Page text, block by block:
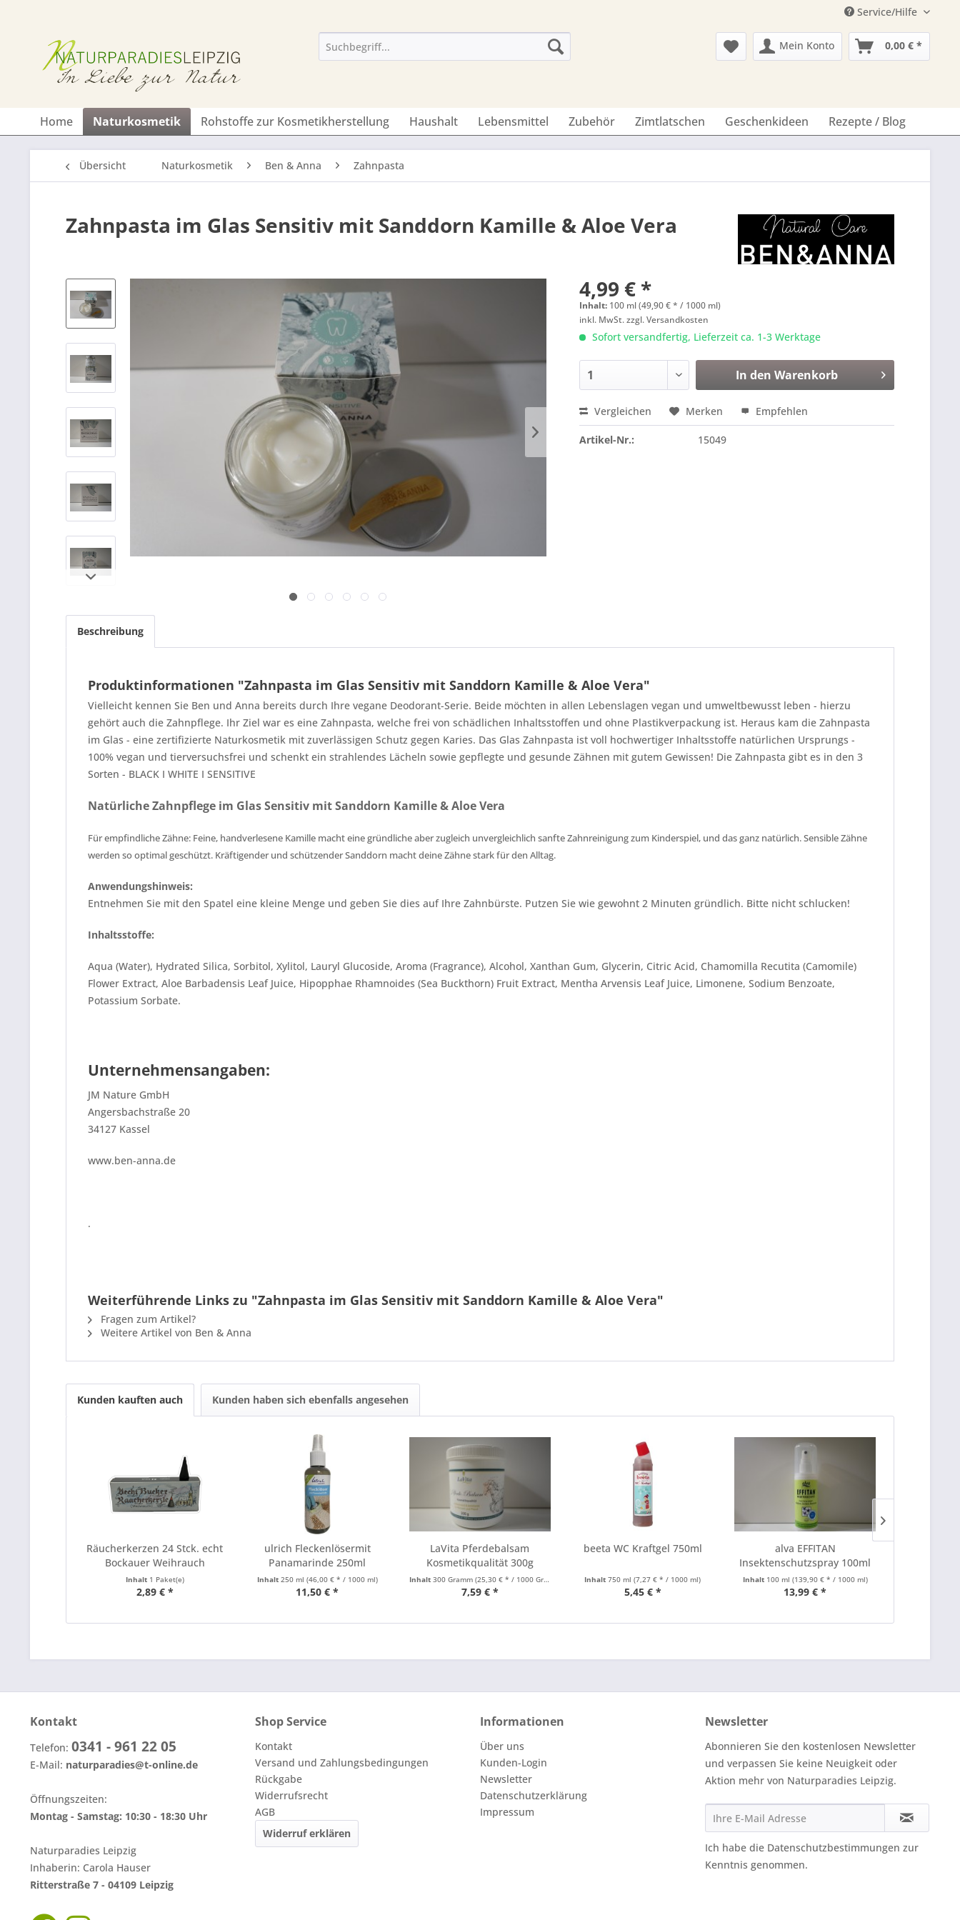
Service/Hilfe
Mein Konto 0,00 € *
Home Naturkosmetik Rohstoffe zur Kosmetikherstellung Haushalt Lebensmittel Zubehör Zimtlatschen Geschenkideen Rezepte / Blog
Übersicht Naturkosmetik Ben & Anna Zahnpasta
Zahnpasta im Glas Sensitiv mit Sanddorn Kamille & Aloe Vera
4,99 € *
Inhalt: 100 ml (49,90 € * / 1000 ml)
inkl. MwSt.zzgl. Versandkosten
Sofort versandfertig, Lieferzeit ca. 1-3 Werktage
In den Warenkorb
Vergleichen Merken Empfehlen
Artikel-Nr.: 15049
Beschreibung
Produktinformationen "Zahnpasta im Glas Sensitiv mit Sanddorn Kamille & Aloe Vera"
Vielleicht kennen Sie Ben und Anna bereits durch Ihre vegane Deodorant-Serie. Beide möchten in allen Lebenslagen vegan und umweltbewusst leben - hierzu
gehört auch die Zahnpflege. Ihr Ziel war es eine Zahnpasta, welche frei von schädlichen Inhaltsstoffen und ohne Plastikverpackung ist. Heraus kam die Zahnpasta
im Glas - eine zertifizierte Naturkosmetik mit zuverlässigen Schutz gegen Karies. Das Glas Zahnpasta ist voll hochwertiger Inhaltsstoffe natürlichen Ursprungs -
100% vegan und tierversuchsfrei und schenkt ein strahlendes Lächeln sowie gepflegte und gesunde Zähnen mit gutem Gewissen! Die Zahnpasta gibt es in den 3
Sorten - BLACK I WHITE I SENSITIVE
Natürliche Zahnpflege im Glas Sensitiv mit Sanddorn Kamille & Aloe Vera
Für empfindliche Zähne: Feine, handverlesene Kamille macht eine gründliche aber zugleich unvergleichlich sanfte Zahnreinigung zum Kinderspiel, und das ganz natürlich. Sensible Zähne
werden so optimal geschützt. Kräftigender und schützender Sanddorn macht deine Zähne stark für den Alltag.
Anwendungshinweis:
Entnehmen Sie mit den Spatel eine kleine Menge und geben Sie dies auf Ihre Zahnbürste. Putzen Sie wie gewohnt 2 Minuten gründlich. Bitte nicht schlucken!
Inhaltsstoffe:
Aqua (Water), Hydrated Silica, Sorbitol, Xylitol, Lauryl Glucoside, Aroma (Fragrance), Alcohol, Xanthan Gum, Glycerin, Citric Acid, Chamomilla Recutita (Camomile)
Flower Extract, Aloe Barbadensis Leaf Juice, Hipopphae Rhamnoides (Sea Buckthorn) Fruit Extract, Mentha Arvensis Leaf Juice, Limonene, Sodium Benzoate,
Potassium Sorbate.
Unternehmensangaben:
JM Nature GmbH
Angersbachstraße 20
34127 Kassel
www.ben-anna.de
.
Weiterführende Links zu "Zahnpasta im Glas Sensitiv mit Sanddorn Kamille & Aloe Vera"
Fragen zum Artikel?
Weitere Artikel von Ben & Anna
Kunden kauften auch Kunden haben sich ebenfalls angesehen
Räucherkerzen 24 Stck. echt
Bockauer Weihrauch
Inhalt 1 Paket(e)
2,89 € *
ulrich Fleckenlösermit
Panamarinde 250ml
Inhalt 250 ml (46,00 € * / 1000 ml)
11,50 € *
LaVita Pferdebalsam
Kosmetikqualität 300g
Inhalt300 Gramm(25,30 € * / 1000 Gramm)
7,59 € *
beeta WC Kraftgel 750ml
Inhalt750 ml(7,27 € * / 1000 ml)
5,45 € *
alva EFFITAN
Insektenschutzspray 100ml
Inhalt 100 ml (139,90 € * / 1000 ml)
13,99 € *
Kontakt
Telefon: 0341 - 961 22 05
E-Mail: naturparadies@t-online.de
Öffnungszeiten:
Montag - Samstag: 10:30 - 18:30 Uhr
Naturparadies Leipzig
Inhaberin: Carola Hauser
Ritterstraße 7 - 04109 Leipzig
Shop Service
Kontakt
Versand und Zahlungsbedingungen
Rückgabe
Widerrufsrecht
AGB
Widerruf erklären
Informationen
Über uns
Kunden-Login
Newsletter
Datenschutzerklärung
Impressum
Newsletter
Abonnieren Sie den kostenlosen Newsletter
und verpassen Sie keine Neuigkeit oder
Aktion mehr von Naturparadies Leipzig.
Ich habe die Datenschutzbestimmungen zur
Kenntnis genommen.